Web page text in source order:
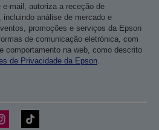
mail, autoriza a receção de
análise de mercado e
promoções e serviços da Epson
de comunicação eletrónica, com
comportamento na web, como descrito
de Privacidade da Epson.